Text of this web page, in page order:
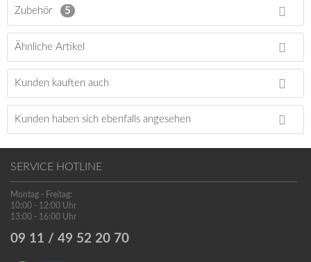
Zubehör 5
Ähnliche Artikel
Kunden kauften auch
Kunden haben sich ebenfalls angesehen
SERVICE HOTLINE
Montag - Freitag:
10:00 - 12:00 Uhr
13:00 - 16:00 Uhr
09 11 / 49 52 20 70